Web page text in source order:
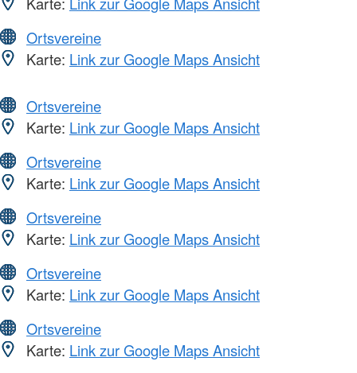
Ortsvereine
Karte: Link zur Google Maps Ansicht
Ortsvereine
Karte: Link zur Google Maps Ansicht
Ortsvereine
Karte: Link zur Google Maps Ansicht
Ortsvereine
Karte: Link zur Google Maps Ansicht
Ortsvereine
Karte: Link zur Google Maps Ansicht
Ortsvereine
Karte: Link zur Google Maps Ansicht